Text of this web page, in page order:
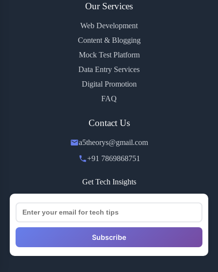
Our Services
Web Development
Content & Blogging
Mock Test Platform
Data Entry Services
Digital Promotion
FAQ
Contact Us
a5theorys@gmail.com
+91 7869868751
Get Tech Insights
Subscribe